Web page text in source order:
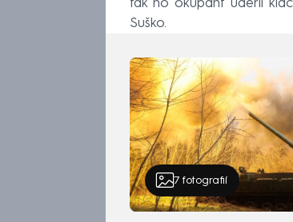
tak ho okupant udeřil
Suško.
7 fotografií